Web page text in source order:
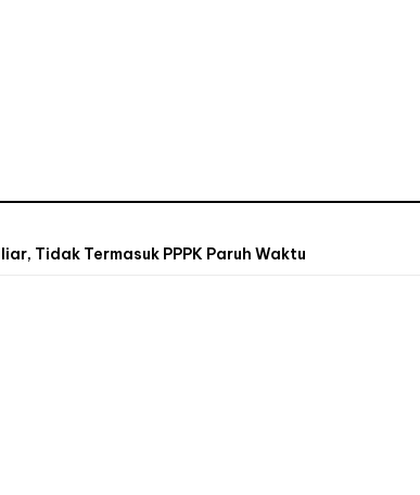
Tidak Termasuk PPPK Paruh Waktu